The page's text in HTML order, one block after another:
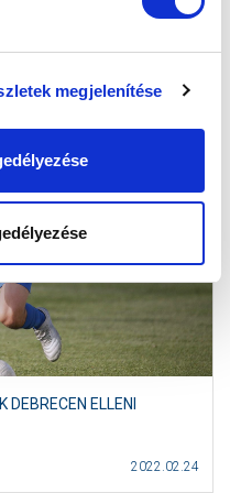
megjelenítése
ELLENI
2022.02.24